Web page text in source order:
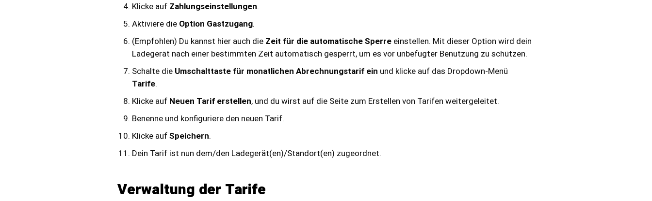
Klicke auf Zahlungseinstellungen.
Aktiviere die Option Gastzugang.
(Empfohlen) Du kannst hier auch die Zeit für die automatische Sperre einstellen. Mit dieser Option wird dein
Ladegerät nach einer bestimmten Zeit automatisch gesperrt, um es vor unbefugter Benutzung zu schützen.
Schalte die Umschalttaste für monatlichen Abrechnungstarif ein und klicke auf das Dropdown-Menü
Tarife.
Klicke auf Neuen Tarif erstellen, und du wirst auf die Seite zum Erstellen von Tarifen weitergeleitet.
Benenne und konfiguriere den neuen Tarif.
Klicke aufSpeichern.
Dein Tarif ist nun dem/den Ladegerät(en)/Standort(en) zugeordnet.
Verwaltung der Tarife